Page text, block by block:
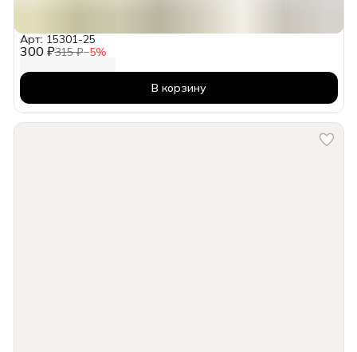
300 ₽315 ₽−5%
Арт: 15301-25
В корзину